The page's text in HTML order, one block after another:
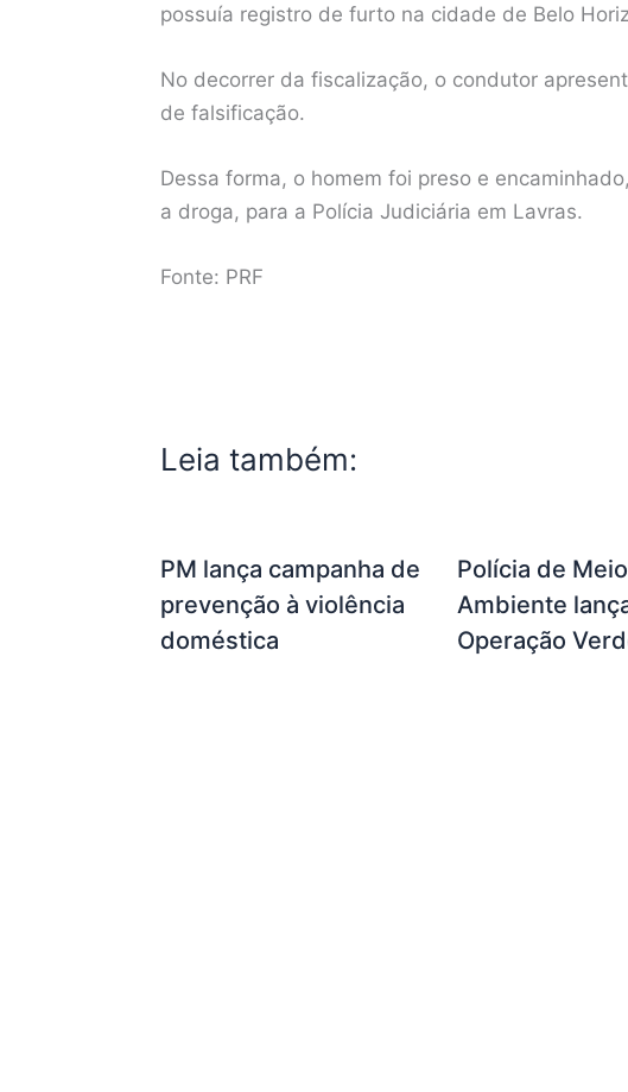
possuía registro de furto na cidade de Belo
No decorrer da fiscalização, o condutor
de falsificação.
Dessa forma, o homem foi preso e
a droga, para a Polícia Judiciária em Lavras.
Fonte: PRF
Leia também:
PM lança campanha de
prevenção à violência
doméstica
Polícia de Meio
Ambiente
Operação